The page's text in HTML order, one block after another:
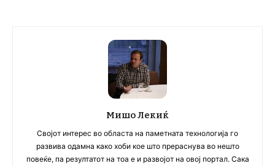
Мишо Лекиќ
Својот интерес во областа на паметната технологија го
развива одамна како хоби кое што прераснува во нешто
повеќе, па резултатот на тоа е и развојот на овој портал. Сака